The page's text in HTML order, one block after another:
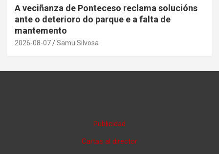
A veciñanza de Ponteceso reclama solucións
ante o deterioro do parque e a falta de
mantemento
2026-08-07 Samu Silvosa
Publicidad
Cartas al director